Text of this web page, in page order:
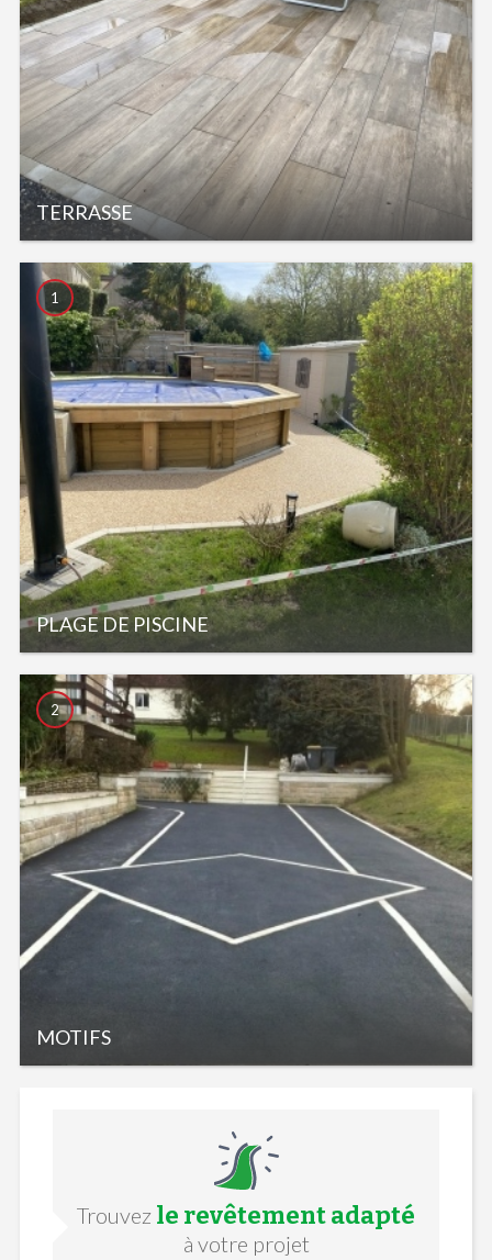
TERRASSE
PLAGE DE PISCINE
1
MOTIFS
2
Trouvez le revêtement adapté
à votre projet